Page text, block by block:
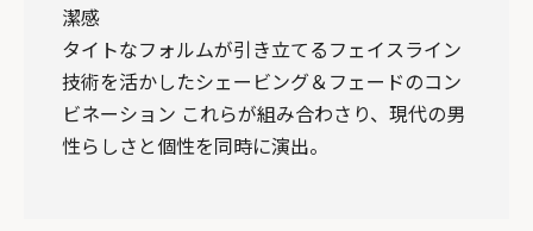
潔感
タイトなフォルムが引き立てるフェイスライン
技術を活かしたシェービング＆フェードのコン
ビネーション これらが組み合わさり、現代の男
性らしさと個性を同時に演出。